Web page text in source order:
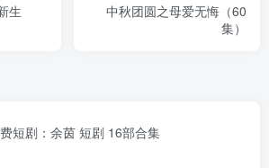
生
中秋团圆之母爱无悔（60
集）
短剧：余茵 短剧 16部合集